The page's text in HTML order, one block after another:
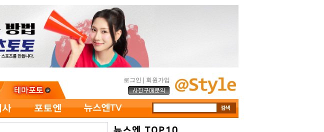
로그인 회원가입